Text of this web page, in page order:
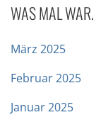
WAS MAL WAR.
März 2025
Februar 2025
Januar 2025